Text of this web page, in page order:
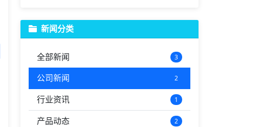
新闻分类
全部新闻 3
公司新闻 2
行业资讯 1
产品动态 2